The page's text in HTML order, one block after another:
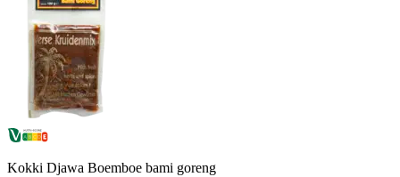
Kokki Djawa Boemboe bami goreng